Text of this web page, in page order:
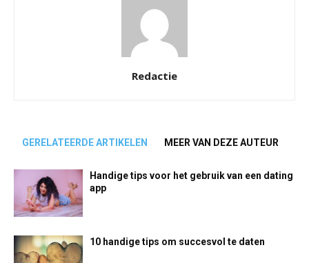
Redactie
GERELATEERDE ARTIKELEN MEER VAN DEZE AUTEUR
Handige tips voor het gebruik van een dating
app
10 handige tips om succesvol te daten